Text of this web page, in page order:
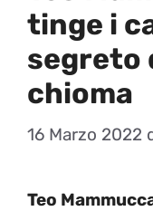
tinge i
segreto
chioma
16 Marzo 2022
Teo